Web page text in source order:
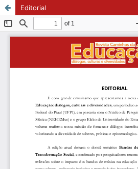
Editorial